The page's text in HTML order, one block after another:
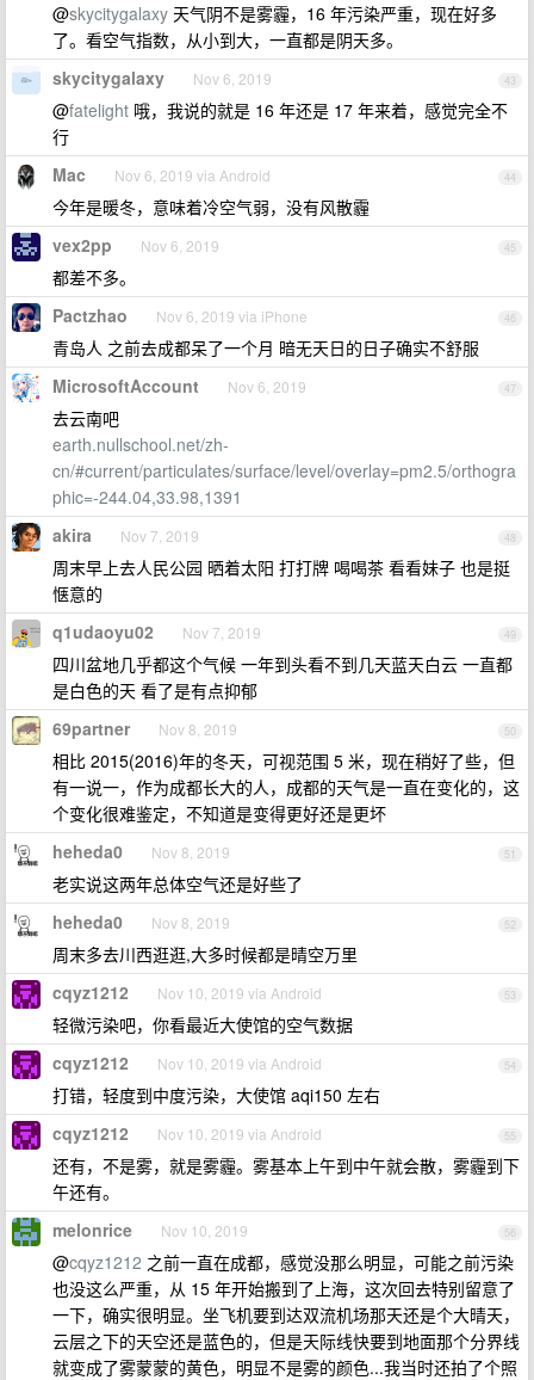
@skycitygalaxy 天气阴不是雾霾，16 年污染严重，现在好多
了。看空气指数，从小到大，一直都是阴天多。
43
skycitygalaxy Nov 6, 2019
@fatelight 哦，我说的就是 16 年还是 17 年来着，感觉完全不
行
44
Mac Nov 6, 2019 via Android
今年是暖冬，意味着冷空气弱，没有风散霾
45
vex2pp Nov 6, 2019
都差不多。
46
Pactzhao Nov 6, 2019 via iPhone
青岛人 之前去成都呆了一个月 暗无天日的日子确实不舒服
47
MicrosoftAccount Nov 6, 2019
去云南吧
earth.nullschool.net/zh-
cn/#current/particulates/surface/level/overlay=pm2.5/orthogra
phic=-244.04,33.98,1391
48
akira Nov 7, 2019
周末早上去人民公园 晒着太阳 打打牌 喝喝茶 看看妹子 也是挺
惬意的
49
q1udaoyu02 Nov 7, 2019
四川盆地几乎都这个气候 一年到头看不到几天蓝天白云 一直都
是白色的天 看了是有点抑郁
50
69partner Nov 8, 2019
相比 2015(2016)年的冬天，可视范围 5 米，现在稍好了些，但
有一说一，作为成都长大的人，成都的天气是一直在变化的，这
个变化很难鉴定，不知道是变得更好还是更坏
51
heheda0 Nov 8, 2019
老实说这两年总体空气还是好些了
52
heheda0 Nov 8, 2019
周末多去川西逛逛,大多时候都是晴空万里
53
cqyz1212 Nov 10, 2019 via Android
轻微污染吧，你看最近大使馆的空气数据
54
cqyz1212 Nov 10, 2019 via Android
打错，轻度到中度污染，大使馆 aqi150 左右
55
cqyz1212 Nov 10, 2019 via Android
还有，不是雾，就是雾霾。雾基本上午到中午就会散，雾霾到下
午还有。
56
melonrice Nov 10, 2019
@cqyz1212 之前一直在成都，感觉没那么明显，可能之前污染
也没这么严重，从 15 年开始搬到了上海，这次回去特别留意了
一下，确实很明显。坐飞机要到达双流机场那天还是个大晴天，
云层之下的天空还是蓝色的，但是天际线快要到地面那个分界线
就变成了雾蒙蒙的黄色，明显不是雾的颜色...我当时还拍了个照